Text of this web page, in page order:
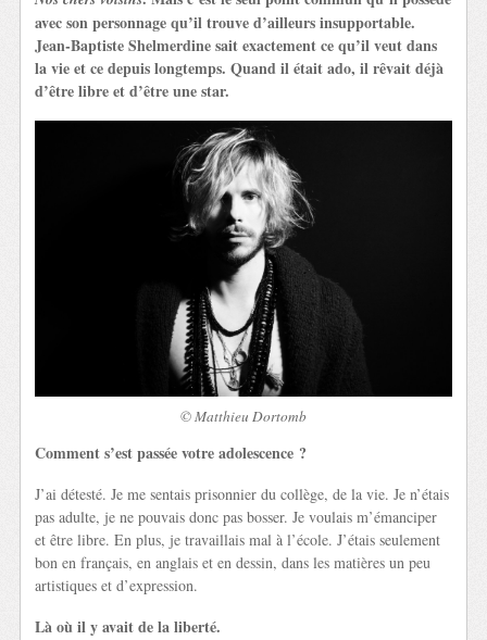
avec son personnage qu’il trouve d’ailleurs insupportable.
Jean-Baptiste Shelmerdine sait exactement ce qu’il veut dans
la vie et ce depuis longtemps. Quand il était ado, il rêvait déjà
d’être libre et d’être une star.
© Matthieu Dortomb
Comment s’est passée votre adolescence ?
J’ai détesté. Je me sentais prisonnier du collège, de la vie. Je n’étais
pas adulte, je ne pouvais donc pas bosser. Je voulais m’émanciper
et être libre. En plus, je travaillais mal à l’école. J’étais seulement
bon en français, en anglais et en dessin, dans les matières un peu
artistiques et d’expression.
Là où il y avait de la liberté.